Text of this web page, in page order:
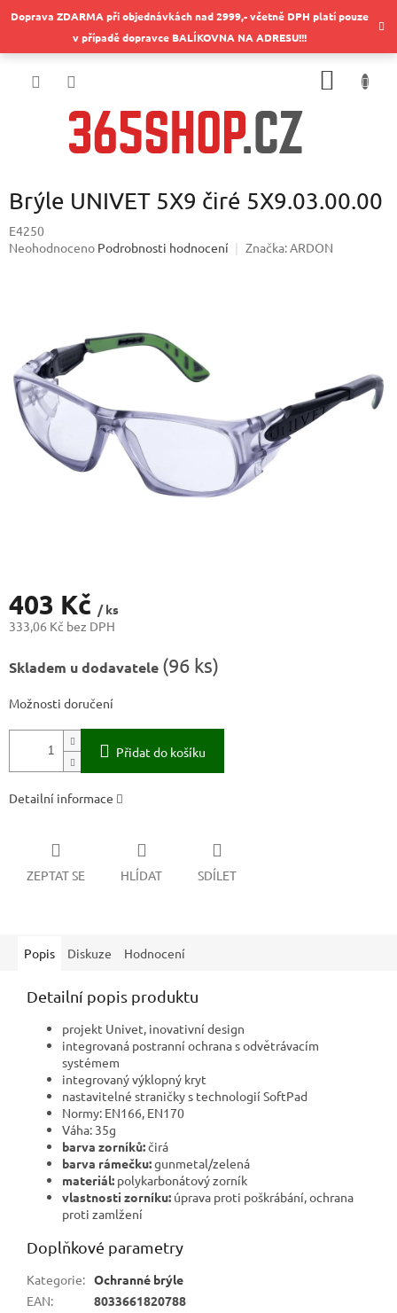
naDoprava ZDARMA při objednávkách nad 2999,- včetně DPH platí pouze
v případě dopravce BALÍKOVNA NA ADRESU!!!
Brýle UNIVET 5X9 čiré 5X9.03.00.00
E4250
Průměrné
hvězdiček.
Neohodnoceno Podrobnosti hodnocení Značka:ARDON
403 Kč / ks
333,06 Kč bez DPH
cena:
Skladem u dodavatele (96 ks)
Možnosti doručení
Přidat do košíku
Detailní informace
ZEPTAT SE HLÍDAT SDÍLET
Popis Diskuze Hodnocení
Detailní popis produktu
projekt Univet, inovativní design
integrovaná postranní ochrana s odvětrávacím
systémem
integrovaný výklopný kryt
nastavitelné straničky s technologií SoftPad
Normy: EN166, EN170
Váha: 35g
barva zorníků:čirá
barva rámečku:gunmetal/zelená
materiál: polykarbonátový zorník
vlastnosti zorníku: úprava proti poškrábání, ochrana
proti zamlžení
Doplňkové parametry
Kategorie: Ochranné brýle
EAN: 8033661820788